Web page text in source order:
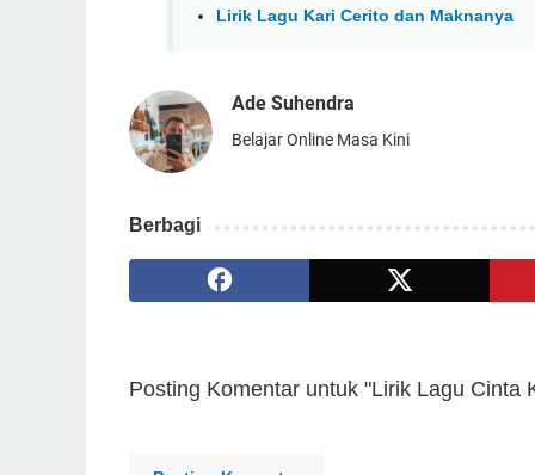
Lirik Lagu Kari Cerito dan Maknanya
Ade Suhendra
Belajar Online Masa Kini
Berbagi
Posting Komentar untuk "Lirik Lagu Cinta